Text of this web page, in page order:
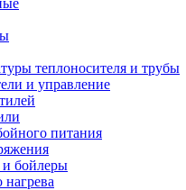
теплоносителя и трубы
и управление
питания
и бойлеры